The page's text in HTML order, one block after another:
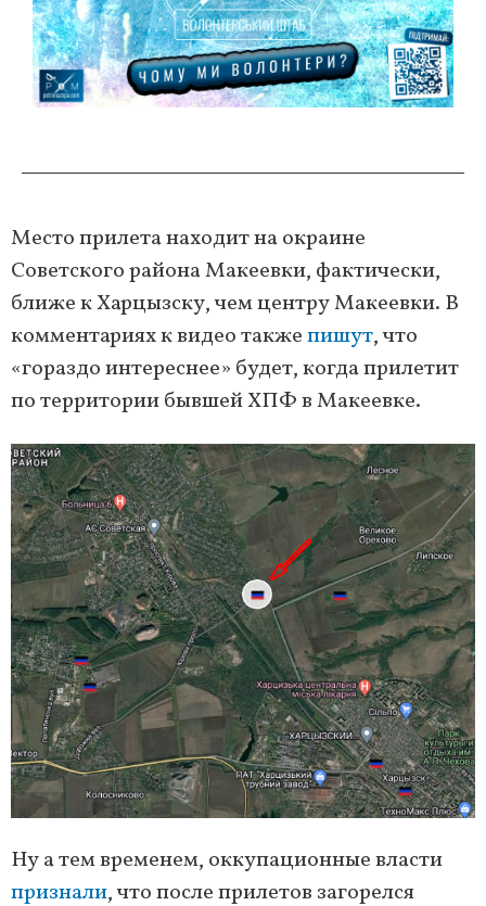
Место прилета находит на окраине
Советского района Макеевки, фактически,
ближе к Харцызску, чем центру Макеевки. В
комментариях к видео такжепишут, что
«гораздо интереснее» будет, когда прилетит
по территории бывшей ХПФ в Макеевке.
Ну а тем временем, оккупационные власти
признали, что после прилетов загорелся